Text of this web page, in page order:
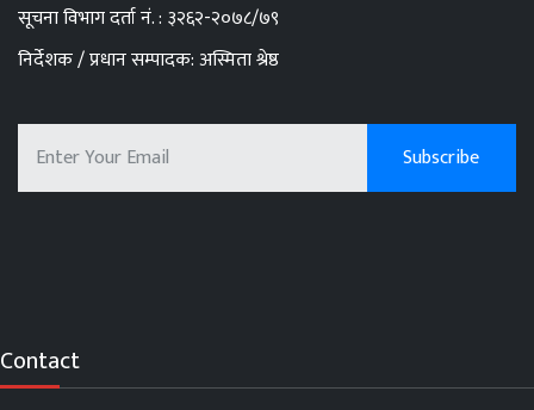
सूचना विभाग दर्ता नं. : ३२६२-२०७८/७९
निर्देशक / प्रधान सम्पादक: अस्मिता श्रेष्ठ
Contact